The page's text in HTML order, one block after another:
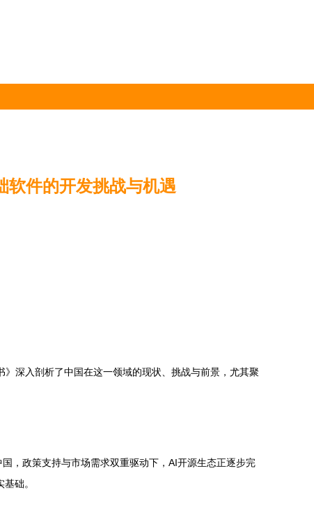
软件的开发挑战与机遇
深入剖析了中国在这一领域的现状、挑战与前景，尤其聚
，政策支持与市场需求双重驱动下，AI开源生态正逐步完
础。